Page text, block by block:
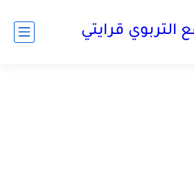
التربوي قرايتي